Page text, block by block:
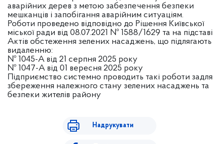
аварійних дерев з метою забезпечення безпеки
мешканців і запобігання аварійним ситуаціям.
Роботи проведено відповідно до Рішення Київської
міської ради від 08.07.2021 № 1588/1629 та на підставі
Актів обстеження зелених насаджень, що підлягають
видаленню:
№ 1045-А від 21 серпня 2025 року
№ 1047-А від 01 вересня 2025 року
Підприємство системно проводить такі роботи задля
збереження належного стану зелених насаджень та
безпеки жителів району
Надрукувати